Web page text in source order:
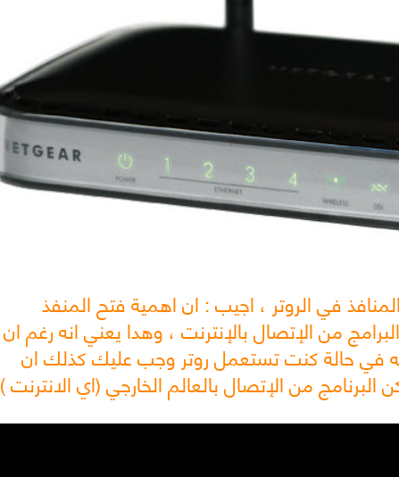
في الروتر ، اجيب : ان اهمية فتح المنفذ
من الإتصال بالإنترنت ، وهدا يعني انه رغم ان
في حالة كنت تستعمل روتر وجب عليك كذلك ان
من الإتصال بالعالم الخارجي (اي الانترنت )